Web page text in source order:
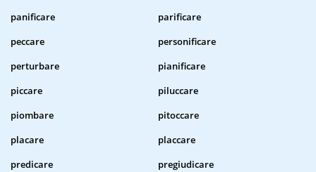
panificare
parificare
peccare
personificare
perturbare
pianificare
piccare
piluccare
piombare
pitoccare
placare
placcare
predicare
pregiudicare